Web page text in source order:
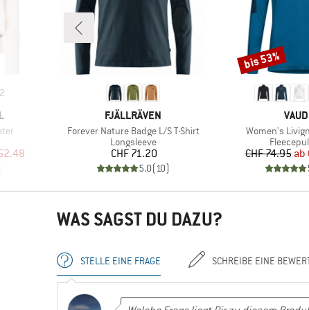
2
Preis
MARKE
FJÄLLRÄVEN
Artikel
Forever Nature Badge L/S T-Shirt
Produktgruppe
Longsleeve
Preis
CHF 71.20
5.0(10)
Artikel
Women's
CHF 74.95 ab
Rabatt
bis 53%
WAS SAGST DU DAZU?
STELLE EINE FRAGE SCHREIBE EINE